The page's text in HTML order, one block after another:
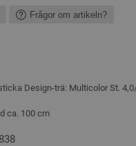
Frågor om artikeln?
Design-trä: Multicolor St.
ca. 100 cm